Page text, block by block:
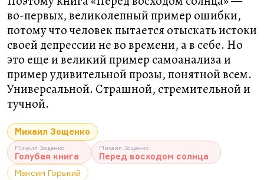
во-первых, великолепный пример ошибки,
потому что человек пытается отыскать истоки
своей депрессии не во времени, а в себе. Но
это еще и великий пример самоанализа и
пример удивительной прозы, понятной всем.
Универсальной. Страшной, стремительной и
тучной.
Михаил Зощенко
Михаил Зощенко
Голубая книга
Михаил Зощенко
Перед восходом солнца
Максим Горький